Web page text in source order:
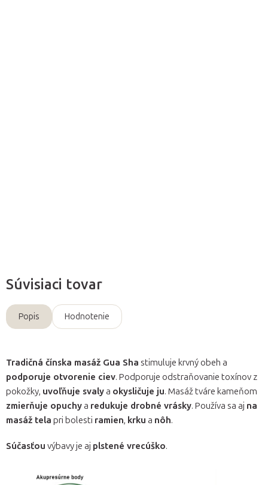
Súvisiaci tovar
Popis Hodnotenie
Tradičná čínska masáž Gua Sha stimuluje krvný obeh a
podporuje otvorenie ciev. Podporuje odstraňovanie toxínov z
pokožky, uvoľňuje svalya okysličuje ju. Masáž tváre kameňom
zmierňuje opuchya redukuje drobné vrásky. Používa sa aj na
masáž tela pri bolesti ramien, krku a nôh.
Súčasťou výbavy je aj plstené vrecúško.